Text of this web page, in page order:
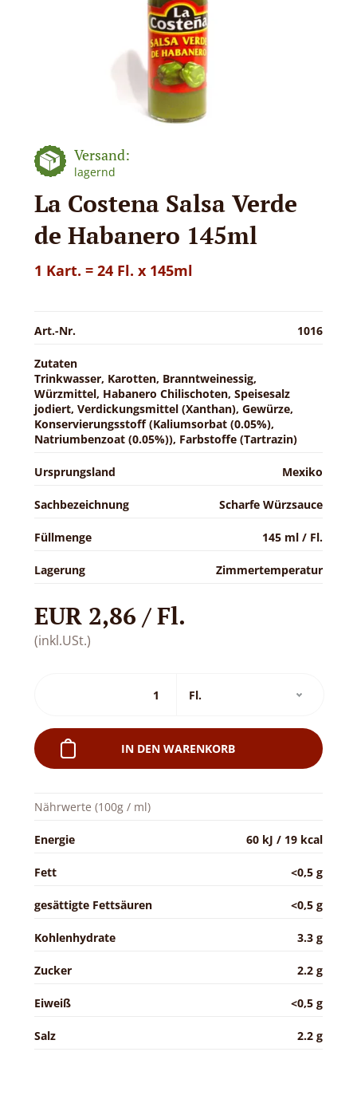
Versand:
lagernd
La Costena Salsa Verde
de Habanero 145ml
1 Kart. = 24 Fl. x 145ml
Art.-Nr. 1016
Zutaten
Trinkwasser, Karotten, Branntweinessig,
Würzmittel, Habanero Chilischoten, Speisesalz
jodiert, Verdickungsmittel (Xanthan), Gewürze,
Konservierungsstoff (Kaliumsorbat (0.05%),
Natriumbenzoat (0.05%)), Farbstoffe (Tartrazin)
Ursprungsland Mexiko
Sachbezeichnung Scharfe Würzsauce
Füllmenge 145 ml / Fl.
Lagerung Zimmertemperatur
EUR 2,86 / Fl.
(inkl.USt.)
IN DEN WARENKORB
Nährwerte (100g / ml)
Energie 60 kJ / 19 kcal
Fett <0,5 g
gesättigte Fettsäuren <0,5 g
Kohlenhydrate 3.3 g
Zucker 2.2 g
Eiweiß <0,5 g
Salz 2.2 g